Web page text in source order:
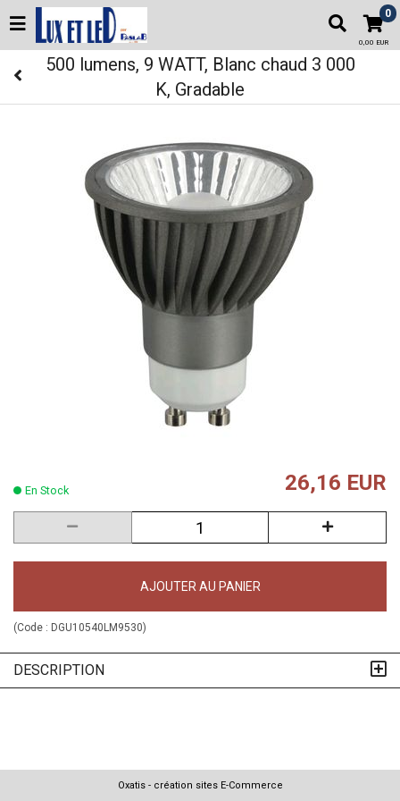
0
0,00 EUR
500 lumens, 9 WATT, Blanc chaud 3 000
K, Gradable
En Stock 26,16 EUR
AJOUTER AU PANIER
(Code : DGU10540LM9530)
DESCRIPTION
Oxatis - création sites E-Commerce